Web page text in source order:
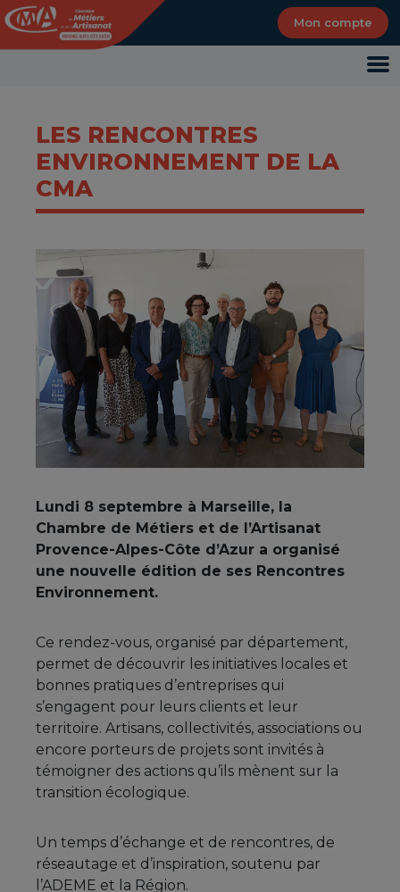
Mon compte
LES RENCONTRES
ENVIRONNEMENT DE LA
CMA
Lundi 8 septembre à Marseille, la
Chambre de Métiers et de l’Artisanat
Provence-Alpes-Côte d’Azur a organisé
une nouvelle édition de ses Rencontres
Environnement.
Ce rendez-vous, organisé par département,
permet de découvrir les initiatives locales et
bonnes pratiques d’entreprises qui
s’engagent pour leurs clients et leur
territoire. Artisans, collectivités, associations ou
encore porteurs de projets sont invités à
témoigner des actions qu’ils mènent sur la
transition écologique.
Un temps d’échange et de rencontres, de
réseautage et d’inspiration, soutenu par
l’ADEME et la Région.
Panneau de gestion des cookies